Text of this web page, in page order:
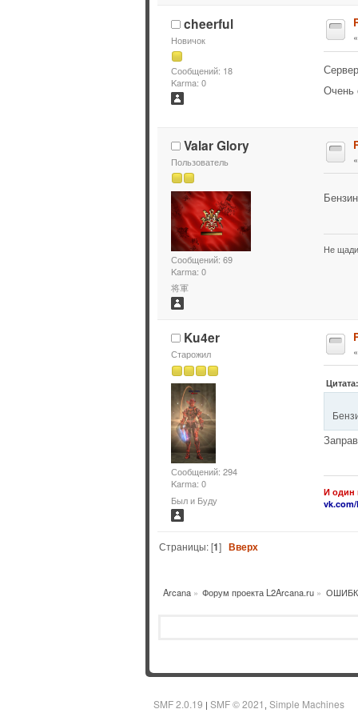
cheerful
Новичок
Сообщений: 18
Karma: 0
«
Очень
Valar Glory
Пользователь
Сообщений: 69
Karma: 0
将軍
«
Не
Ku4er
Старожил
Сообщений: 294
Karma: 0
Был и Буду
«
И один
Страницы: [1]Вверх
Arcana» Форум проекта L2Arcana.ru »
SMF 2.0.19 | SMF © 2021 Simple Machines